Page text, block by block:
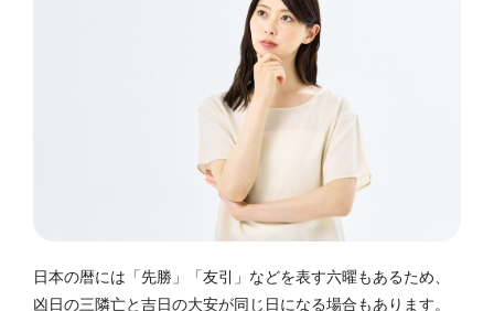
日本の暦には「先勝」「友引」などを表す六曜もあるため、
凶日の三隣亡と吉日の大安が同じ日になる場合もあります。